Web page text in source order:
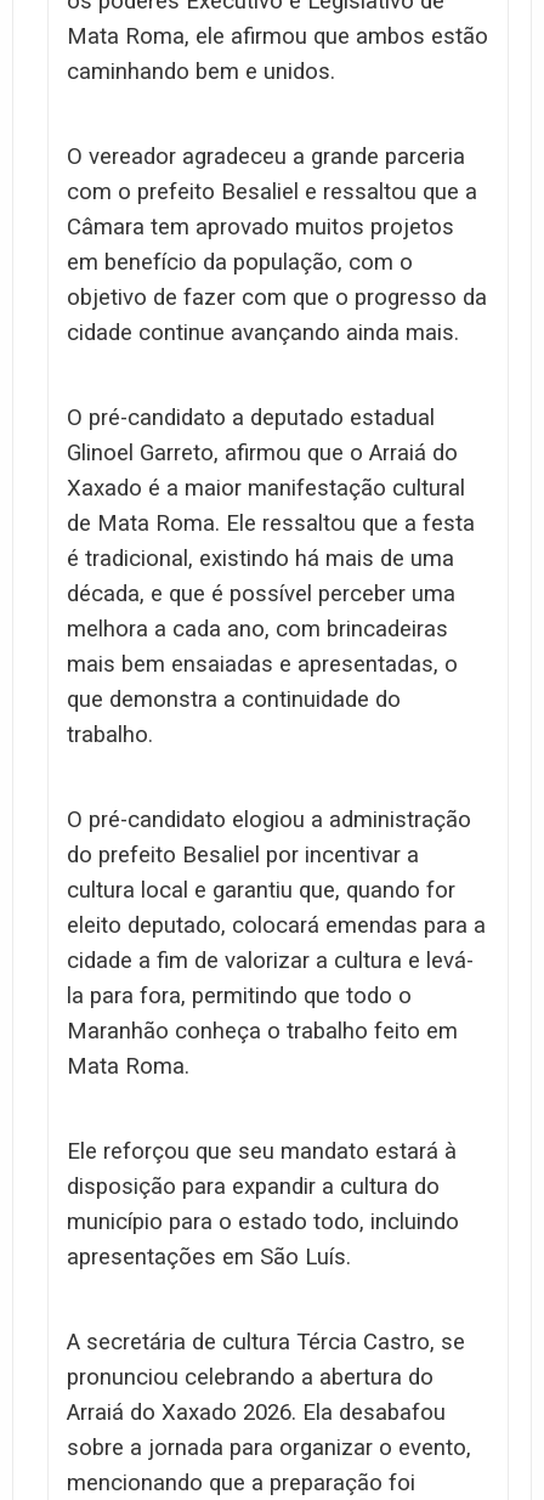
Mata Roma, ele afirmou que ambos estão
caminhando bem e unidos.
O vereador agradeceu a grande parceria
com o prefeito Besaliel e ressaltou que a
Câmara tem aprovado muitos projetos
em benefício da população, com o
objetivo de fazer com que o progresso da
cidade continue avançando ainda mais.
O pré-candidato a deputado estadual
Glinoel Garreto, afirmou que o Arraiá do
Xaxado é a maior manifestação cultural
de Mata Roma. Ele ressaltou que a festa
é tradicional, existindo há mais de uma
década, e que é possível perceber uma
melhora a cada ano, com brincadeiras
mais bem ensaiadas e apresentadas, o
que demonstra a continuidade do
trabalho.
O pré-candidato elogiou a administração
do prefeito Besaliel por incentivar a
cultura local e garantiu que, quando for
eleito deputado, colocará emendas para a
cidade a fim de valorizar a cultura e levá-
la para fora, permitindo que todo o
Maranhão conheça o trabalho feito em
Mata Roma.
Ele reforçou que seu mandato estará à
disposição para expandir a cultura do
município para o estado todo, incluindo
apresentações em São Luís.
A secretária de cultura Tércia Castro, se
pronunciou celebrando a abertura do
Arraiá do Xaxado 2026. Ela desabafou
sobre a jornada para organizar o evento,
mencionando que a preparação foi